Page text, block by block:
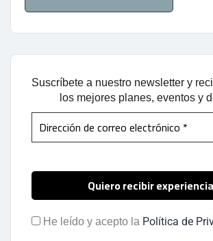
Suscríbete a nuestro newsletter y
los mejores planes, eventos y
He leído y acepto la Política de